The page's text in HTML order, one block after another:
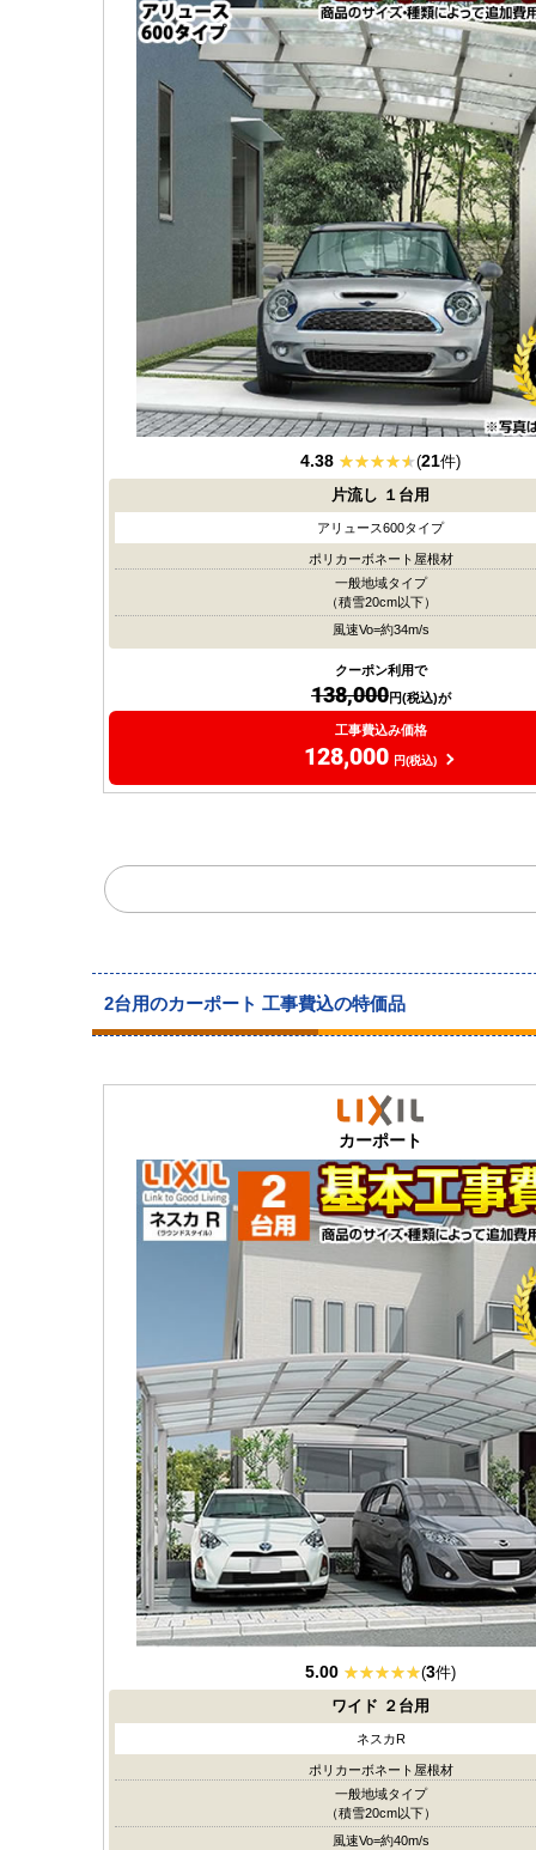
4.38 (21件)
片流し １台用
アリュース600タイプ
ポリカーボネート屋根材
一般地域タイプ
（積雪20cm以下）
風速Vo=約34m/s
クーポン利用で
138,000円(税込)が
工事費込み価格
128,000 円(税込)
2台用のカーポート 工事費込の特価品
カーポート
5.00 (3件)
ワイド ２台用
ネスカR
ポリカーボネート屋根材
一般地域タイプ
（積雪20cm以下）
風速Vo=約40m/s